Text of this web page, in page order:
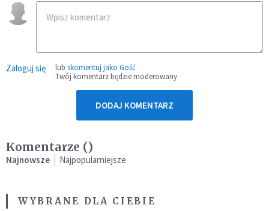
Zaloguj się lub skomentuj jako Gość
Twój komentarz będzie moderowany
DODAJ KOMENTARZ
Komentarze ()
Najnowsze Najpopularniejsze
WYBRANE DLA CIEBIE